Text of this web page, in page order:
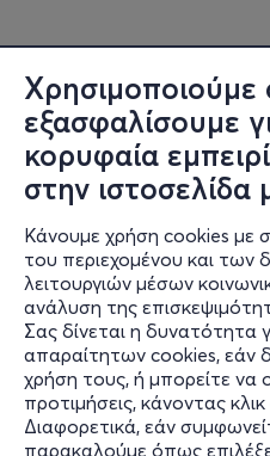
εξασφαλίσουμε
κορυφαία
στην ιστοσελίδα
Κάνουμε χρήση cookies με
του περιεχομένου και των
λειτουργιών μέσων
ανάλυση της
Σας δίνεται η
απαραίτητων cookies, εάν
χρήση τους, ή μπορείτε να
προτιμήσεις, κάνοντας
Διαφορετικά, εάν
παρακαλούμε όπως